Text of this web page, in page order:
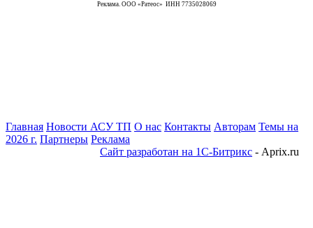
Реклама. ООО «Ратеос» ИНН 7735028069
Главная Новости АСУ ТП О нас Контакты Авторам Темы на
2026 г. Партнеры Реклама
Сайт разработан на 1С-Битрикс - Aprix.ru